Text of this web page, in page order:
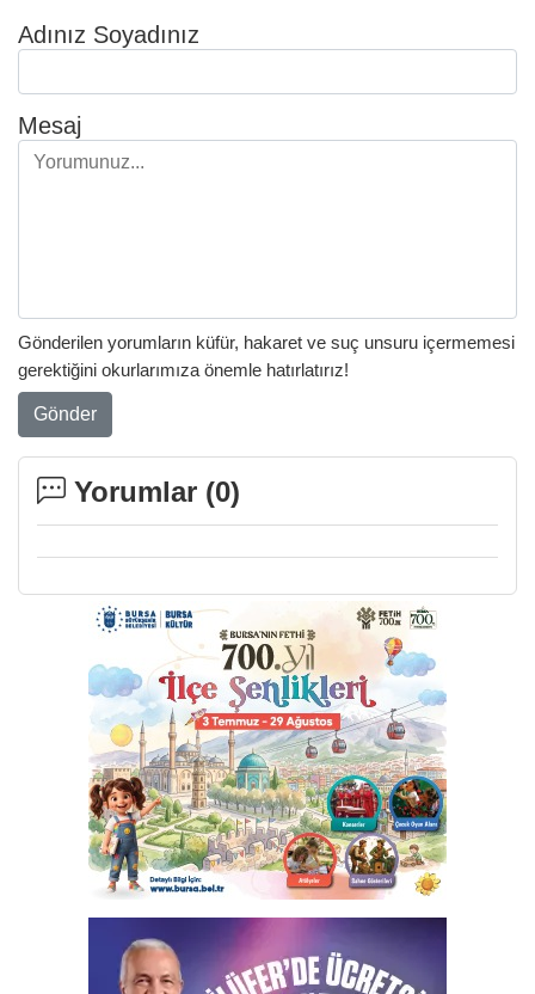
Adınız Soyadınız
Mesaj
Gönderilen yorumların küfür, hakaret ve suç unsuru içermemesi
gerektiğini okurlarımıza önemle hatırlatırız!
Gönder
Yorumlar (0)